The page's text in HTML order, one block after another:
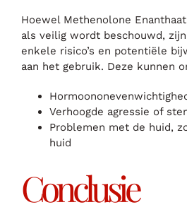
Hoewel Methenolone
als veilig wordt beschouwd,
enkele risico’s en potentiële
aan het gebruik. Deze kunnen
Verhoogde agressie of
Problemen met de huid,
huid
Conclusie